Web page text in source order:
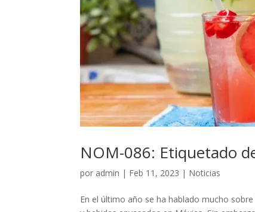
NOM-086: Etiquetado
por admin | Feb 11, 2023 | Noticias
En el último año se ha hablado mucho